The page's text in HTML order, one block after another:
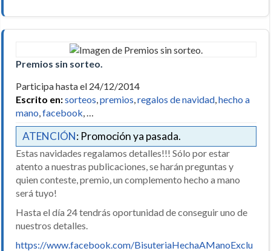
Premios sin sorteo.
Participa hasta el 24/12/2014
Escrito en:sorteos,premios,regalos de navidad,hecho a
mano,facebook, …
ATENCIÓN: Promoción ya pasada.
Estas navidades regalamos detalles!!! Sólo por estar
atento a nuestras publicaciones, se harán preguntas y
quien conteste, premio, un complemento hecho a mano
será tuyo!
Hasta el día 24 tendrás oportunidad de conseguir uno de
nuestros detalles.
https://www.facebook.com/BisuteriaHechaAManoExclu